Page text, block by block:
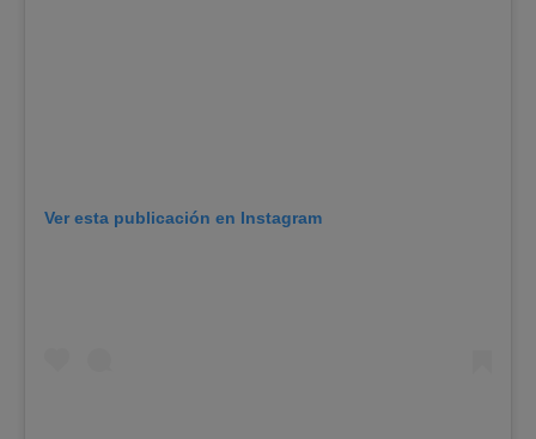
Ver esta publicación en Instagram